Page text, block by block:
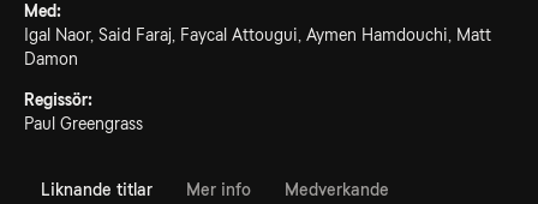
Med:
Igal Naor, Said Faraj, Faycal Attougui, Aymen Hamdouchi, Matt
Damon
Regissör:
Paul Greengrass
Liknande titlar Mer info Medverkande